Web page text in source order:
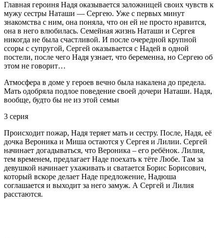
Главная героиня Надя оказывается заложницей своих чувств к
мужу сестры Наташи — Сергею. Уже с первых минут
знакомства с ним, она поняла, что он ей не просто нравится,
она в него влюбилась. Семейная жизнь Наташи и Сергея
никогда не была счастливой. И после очередной крупной
ссоры с супругой, Сергей оказывается с Надей в одной
постели, после чего Надя узнает, что беременна, но Сергею об
этом не говорит…
Атмосфера в доме у героев вечно была накалена до предела.
Мать одобряла подлое поведение своей дочери Наташи. Надя,
вообще, будто бы не из этой семьи
3 серия
Происходит пожар, Надя теряет мать и сестру. После, Надя, её
дочка Вероника и Миша остаются у Сергея и Лилии. Сергей
начинает догадываться, что Вероника – его ребёнок. Лилия,
тем временем, предлагает Наде поехать к тёте Любе. Там за
девушкой начинает ухаживать и сватается Борис Борисович,
который вскоре делает Наде предложение, Надюша
соглашается и выходит за него замуж. А Сергей и Лилия
расстаются.